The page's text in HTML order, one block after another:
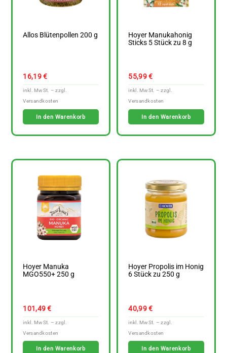
Allos Blütenpollen 200 g
16,19€
In den Warenkorb
Hoyer Manukahonig
Sticks 5 Stück zu 8 g
55,99€
In den Warenkorb
Hoyer Manuka
MGO550+ 250 g
101,49€
In den Warenkorb
Hoyer Propolis im Honig
6 Stück zu 250 g
40,99€
In den Warenkorb